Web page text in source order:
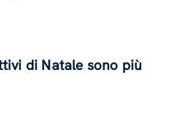
di Natale sono più